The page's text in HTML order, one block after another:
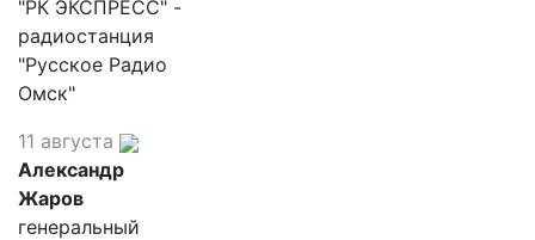
"РК ЭКСПРЕСС" -
радиостанция
"Русское Радио
Омск"
11 августа
Александр
Жаров
генеральный